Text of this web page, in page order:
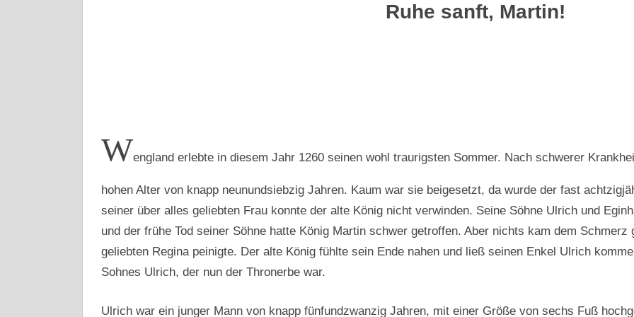
Ruhe sanft, Martin!
Wengland erlebte in diesem Jahr 1260 seinen wohl traurigsten Sommer. Nach schwerer
hohen Alter von knapp neunundsiebzig Jahren. Kaum war sie beigesetzt, da wurde der fast
seiner über alles geliebten Frau konnte der alte König nicht verwinden. Seine Söhne Ulrich und
und der frühe Tod seiner Söhne hatte König Martin schwer getroffen. Aber nichts kam dem
geliebten Regina peinigte. Der alte König fühlte sein Ende nahen und ließ seinen Enkel Ulrich
Sohnes Ulrich, der nun der Thronerbe war.
Ulrich war ein junger Mann von knapp fünfundzwanzig Jahren, mit einer Größe von sechs Fuß